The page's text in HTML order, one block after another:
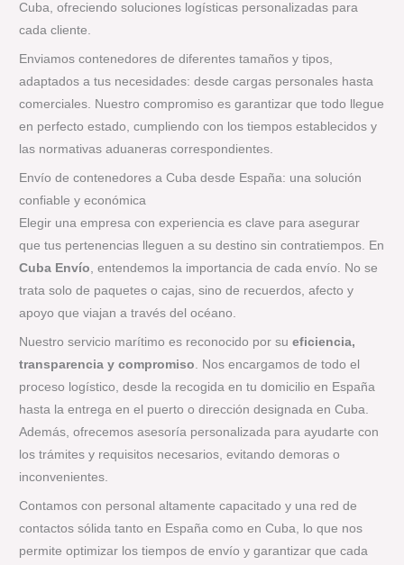
Cuba, ofreciendo soluciones logísticas personalizadas para
cada cliente.
Enviamos contenedores de diferentes tamaños y tipos,
adaptados a tus necesidades: desde cargas personales hasta
comerciales. Nuestro compromiso es garantizar que todo llegue
en perfecto estado, cumpliendo con los tiempos establecidos y
las normativas aduaneras correspondientes.
Envío de contenedores a Cuba desde España: una solución
confiable y económica
Elegir una empresa con experiencia es clave para asegurar
que tus pertenencias lleguen a su destino sin contratiempos. En
Cuba Envío, entendemos la importancia de cada envío. No se
trata solo de paquetes o cajas, sino de recuerdos, afecto y
apoyo que viajan a través del océano.
Nuestro servicio marítimo es reconocido por sueficiencia,
transparencia y compromiso . Nos encargamos de todo el
proceso logístico, desde la recogida en tu domicilio en España
hasta la entrega en el puerto o dirección designada en Cuba.
Además, ofrecemos asesoría personalizada para ayudarte con
los trámites y requisitos necesarios, evitando demoras o
inconvenientes.
Contamos con personal altamente capacitado y una red de
contactos sólida tanto en España como en Cuba, lo que nos
permite optimizar los tiempos de envío y garantizar que cada